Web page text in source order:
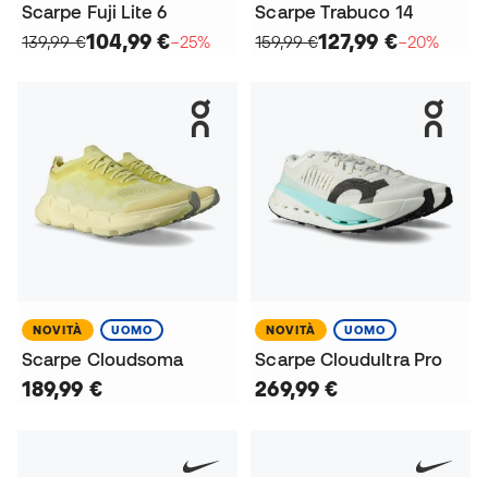
Scarpe Fuji Lite 6
139,99 €104,99 €−25%
Scarpe Trabuco 14
159,99 €127,99 €−20%
NOVITÀ UOMO
Scarpe Cloudsoma
189,99 €
NOVITÀ UOMO
Scarpe Cloudultra Pro
269,99 €